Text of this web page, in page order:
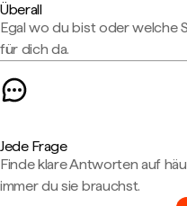
Überall
Egal wo du bist oder welche
für dich da.
Jede Frage
Finde klare Antworten auf
immer du sie brauchst.